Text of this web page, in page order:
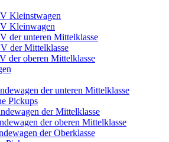
Kleinstwagen
Kleinwagen
der unteren Mittelklasse
der Mittelklasse
der oberen Mittelklasse
der unteren Mittelklasse
Pickups
der Mittelklasse
der oberen Mittelklasse
der Oberklasse